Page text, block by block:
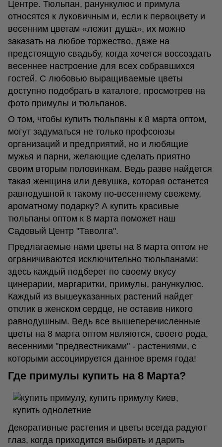
Центре. Тюльпан, ранункулюс и примула
относятся к луковичным и, если к первоцвету и
весенним цветам «лежит душа», их можно
заказать на любое торжество, даже на
предстоящую свадьбу, когда хочется воссоздать
весеннее настроение для всех собравшихся
гостей. С любовью выращиваемые цветы
доступно подобрать в каталоге, просмотрев на
фото примулы и тюльпанов.
О том, чтобы купить тюльпаны к 8 марта оптом,
могут задуматься не только профсоюзы
организаций и предприятий, но и любящие
мужья и парни, желающие сделать приятно
своим вторым половинкам. Ведь разве найдется
такая женщина или девушка, которая останется
равнодушной к такому по-весеннему свежему,
ароматному подарку? А купить красивые
тюльпаны оптом к 8 марта поможет наш
Садовый Центр "Таволга".
Предлагаемые нами цветы на 8 марта оптом не
ограничиваются исключительно тюльпанами:
здесь каждый подберет по своему вкусу
цинерарии, маргаритки, примулы, ранункулюс.
Каждый из вышеуказанных растений найдет
отклик в женском сердце, не оставив никого
равнодушным. Ведь все вышеперечисленные
цветы на 8 марта оптом являются, своего рода,
весенними "предвестниками" - растениями, с
которыми ассоциируется данное время года!
Где примулы купить на 8 Марта?
Декоративные растения и цветы всегда радуют
глаз, когда приходится выбирать и дарить